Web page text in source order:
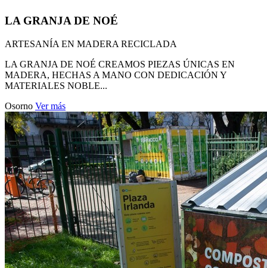
LA GRANJA DE NOÉ
ARTESANÍA EN MADERA RECICLADA
LA GRANJA DE NOÉ CREAMOS PIEZAS ÚNICAS EN
MADERA, HECHAS A MANO CON DEDICACIÓN Y
MATERIALES NOBLE...
Osorno Ver más